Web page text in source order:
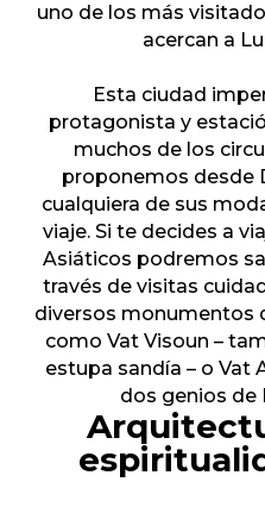
uno de los más
acercan a
Esta ciudad
protagonista y
muchos de los
proponemos desde
cualquiera de sus
viaje. Si te decides a
Asiáticos podremos
través de visitas
diversos monumentos
como Vat Visoun –
estupa sandía – o Vat
dos genios de